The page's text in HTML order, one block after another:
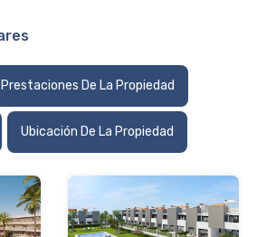
Prestaciones De La Propiedad
Ubicación De La Propiedad